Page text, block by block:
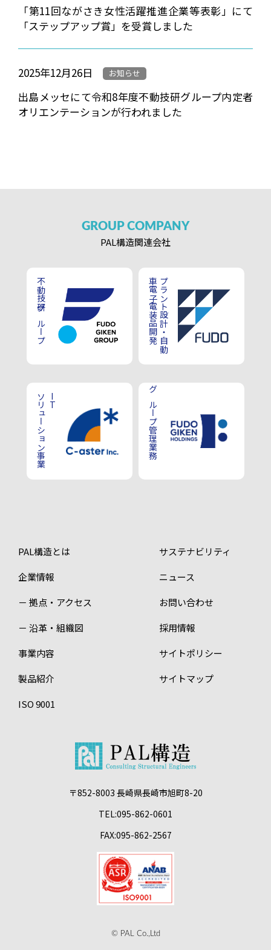
「第11回ながさき女性活躍推進企業等表彰」にて
「ステップアップ賞」を受賞しました
2025年12月26日 お知らせ
出島メッセにて令和8年度不動技研グループ内定者
オリエンテーションが行われました
GROUP COMPANY
PAL構造関連会社
不動技研グループ プラント設計・自動
車電子電装品開発
IT
ソリューション事業 グループ管理業務
〒852-8003 長崎県長崎市旭町8-20
TEL:095-862-0601
FAX:095-862-2567
PAL構造とは
企業情報
－ 拠点・アクセス
－ 沿革・組織図
事業内容
製品紹介
ISO 9001
サステナビリティ
ニュース
お問い合わせ
採用情報
サイトポリシー
サイトマップ
© PAL Co.,Ltd